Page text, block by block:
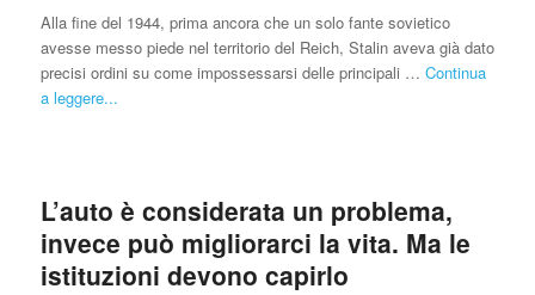
Alla fine del 1944, prima ancora che un solo fante sovietico
avesse messo piede nel territorio del Reich, Stalin aveva già dato
precisi ordini su come impossessarsi delle principali … Continua
a leggere...
L’auto è considerata un problema,
invece può migliorarci la vita. Ma le
istituzioni devono capirlo